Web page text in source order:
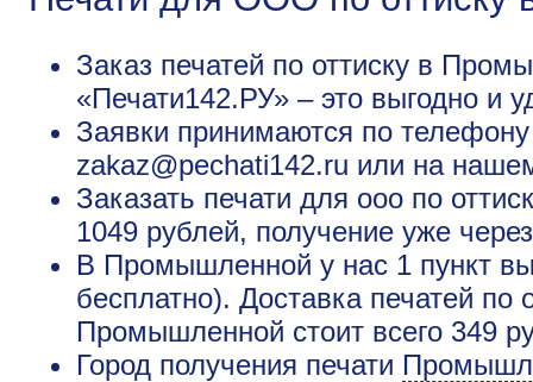
Заказ печатей по оттиску в
«Печати142.РУ» – это выгодно и
Заявки принимаются по
zakaz@pechati142.ru или на
Заказать печати для ооо по
1049 рублей, получение уже
В Промышленной у нас 1 пункт
бесплатно). Доставка печатей по
Промышленной стоит всего 349
Город получения печати